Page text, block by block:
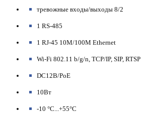
тревожные входы/выходы 8/2
1 RS-485
1 RJ-45 10M/100M Ethernet
Wi-Fi 802.11 b/g/n, TCP/IP, SIP, RTSP
DC12В/PoE
10Вт
-10 °C...+55°C